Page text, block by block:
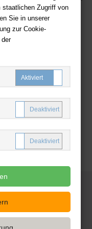
staatlichen Zugriff von
Sie in unserer
zur Cookie-
der
der